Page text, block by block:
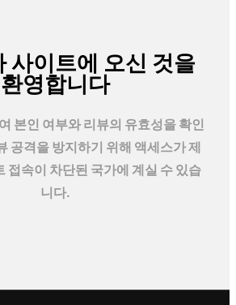
사이트에 오신 것을
환영합니다
본인 여부와 리뷰의 유효성을 확인
공격을 방지하기 위해 액세스가 제
접속이 차단된 국가에 계실 수 있습
니다.